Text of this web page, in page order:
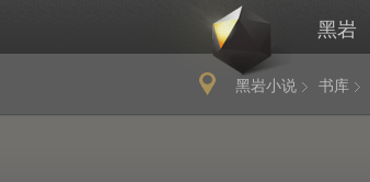
黑岩
黑岩小说 书库